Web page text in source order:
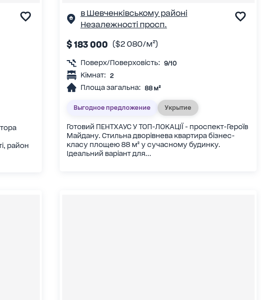
район
в Шевченківському районі
Незалежності просп.
$ 183 000 ($2 080/м²)
Поверх/Поверховість: 9/10
Кімнат: 2
Площа загальна: 88 м²
Выгодное предложение Укрытие
Готовий ПЕНТХАУС У ТОП-ЛОКАЦІЇ - проспект-Героїв
Майдану. Стильна дворівнева квартира бізнес-
класу площею 88 м² у сучасному будинку.
Ідеальний варіант для...